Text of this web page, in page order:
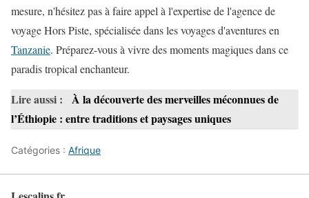
mesure, n'hésitez pas à faire appel à l'expertise de l'agence de
voyage Hors Piste, spécialisée dans les voyages d'aventures en
Tanzanie. Préparez-vous à vivre des moments magiques dans ce
paradis tropical enchanteur.
Lire aussi :
À la découverte des merveilles méconnues de
l’Éthiopie : entre traditions et paysages uniques
Catégories : Afrique